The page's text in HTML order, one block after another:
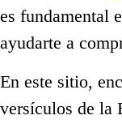
es fundamental
ayudarte a
En este sitio,
versículos de la